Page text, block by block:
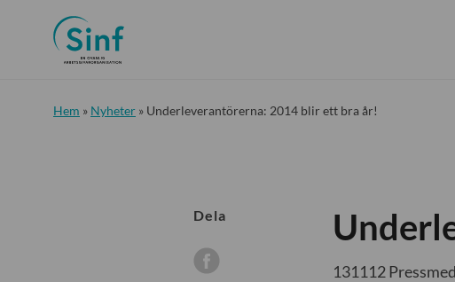
Hem » Nyheter » Underleverantörerna: 2014 blir ett bra år!
131112
Dela